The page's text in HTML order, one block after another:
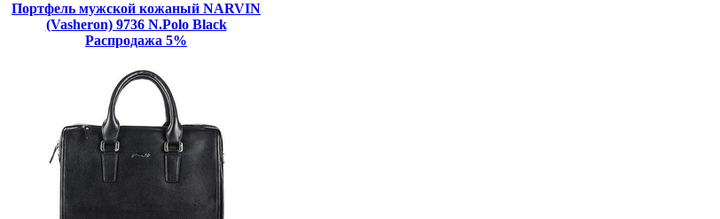
Портфель мужской кожаный NARVIN
(Vasheron) 9736 N.Polo Black
Распродажа 5%